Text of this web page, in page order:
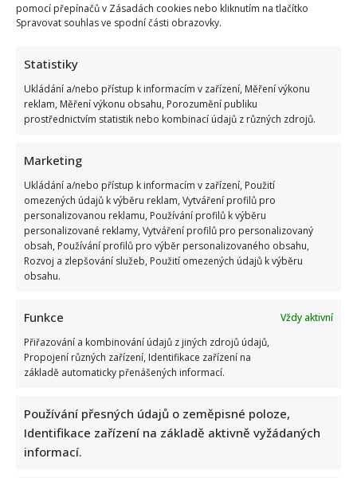
pomocí přepínačů v Zásadách cookies nebo kliknutím na tlačítko
Spravovat souhlas ve spodní části obrazovky.
Statistiky
Ukládání a/nebo přístup k informacím v zařízení, Měření výkonu
reklam, Měření výkonu obsahu, Porozumění publiku
prostřednictvím statistik nebo kombinací údajů z různých zdrojů.
Marketing
Ukládání a/nebo přístup k informacím v zařízení, Použití
omezených údajů k výběru reklam, Vytváření profilů pro
personalizovanou reklamu, Používání profilů k výběru
personalizované reklamy, Vytváření profilů pro personalizovaný
obsah, Používání profilů pro výběr personalizovaného obsahu,
Rozvoj a zlepšování služeb, Použití omezených údajů k výběru
obsahu.
Funkce
Vždy aktivní
Přiřazování a kombinování údajů z jiných zdrojů údajů,
Propojení různých zařízení, Identifikace zařízení na
základě automaticky přenášených informací.
Používání přesných údajů o zeměpisné poloze,
Identifikace zařízení na základě aktivně vyžádaných
informací.